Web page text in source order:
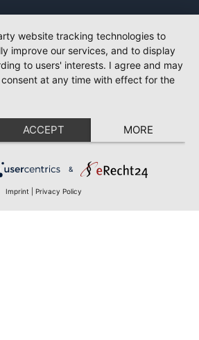
website tracking technologies to
improve our services, and to display
to users' interests. I agree and may
at any time with effect for the
ACCEPT MORE
&
Imprint Privacy Policy